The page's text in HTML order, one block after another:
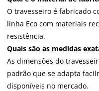
O travesseiro é fabricado
linha Eco com materiais
resistência.
Quais são as medidas
As dimensões do
padrão que se adapta
disponíveis no mercado.